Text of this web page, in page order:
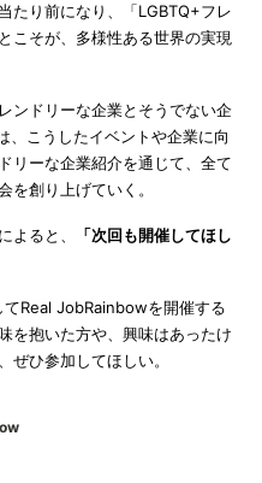
たり前になり、「LGBTQ+フレ
こそが、多様性ある世界の実現
ンドリーな企業とそうでない企
こうしたイベントや企業に向
リーな企業紹介を通じて、全て
を創り上げていく。
よると、
「次回も開催してほし
Real JobRainbowを開催する
を抱いた方や、興味はあったけ
ぜひ参加してほしい。